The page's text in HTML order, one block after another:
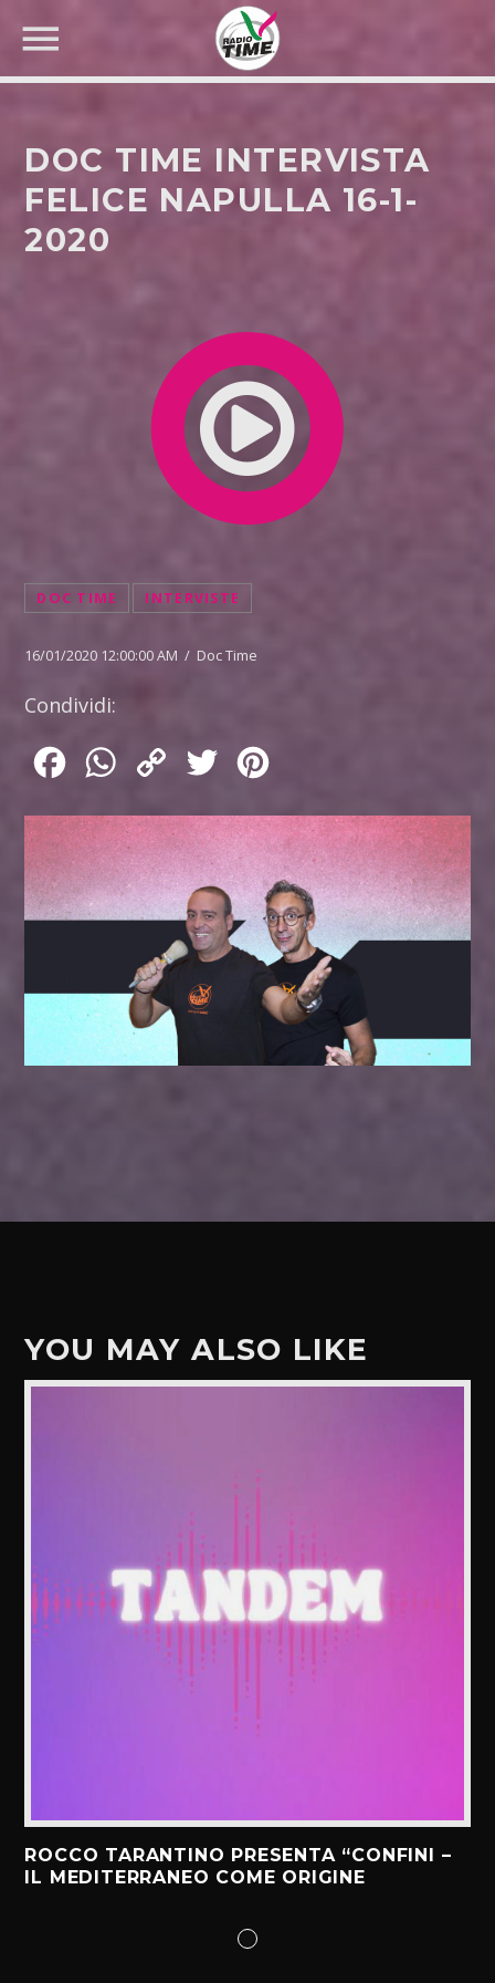
CERCA NEL SITO WEB:
DOC TIME INTERVISTA
FELICE NAPULLA 16-1-
2020
DOC TIME INTERVISTE
16/01/2020 12:00:00 AM / Doc Time
Condividi:
FacebookWhatsApp
Copy
Twitter
YOU MAY ALSO LIKE
ROCCO TARANTINO PRESENTA “CONFINI –
IL MEDITERRANEO COME ORIGINE